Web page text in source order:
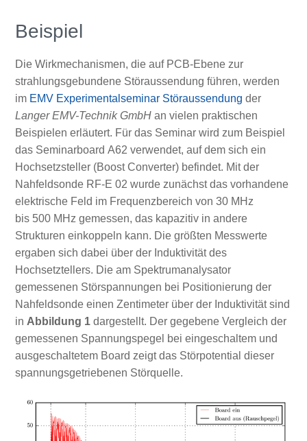
Beispiel
Die Wirkmechanismen, die auf PCB-Ebene zur
strahlungsgebundene Störaussendung führen, werden
im EMV Experimentalseminar Störaussendung der
Langer EMV-Technik GmbHan vielen praktischen
Beispielen erläutert. Für das Seminar wird zum Beispiel
das Seminarboard A62 verwendet, auf dem sich ein
Hochsetzsteller (Boost Converter) befindet. Mit der
Nahfeldsonde RF-E 02 wurde zunächst das vorhandene
elektrische Feld im Frequenzbereich von 30 MHz
bis 500 MHz gemessen, das kapazitiv in andere
Strukturen einkoppeln kann. Die größten Messwerte
ergaben sich dabei über der Induktivität des
Hochsetztellers. Die am Spektrumanalysator
gemessenen Störspannungen bei Positionierung der
Nahfeldsonde einen Zentimeter über der Induktivität sind
in Abbildung 1dargestellt. Der gegebene Vergleich der
gemessenen Spannungspegel bei eingeschaltem und
ausgeschaltetem Board zeigt das Störpotential dieser
spannungsgetriebenen Störquelle.